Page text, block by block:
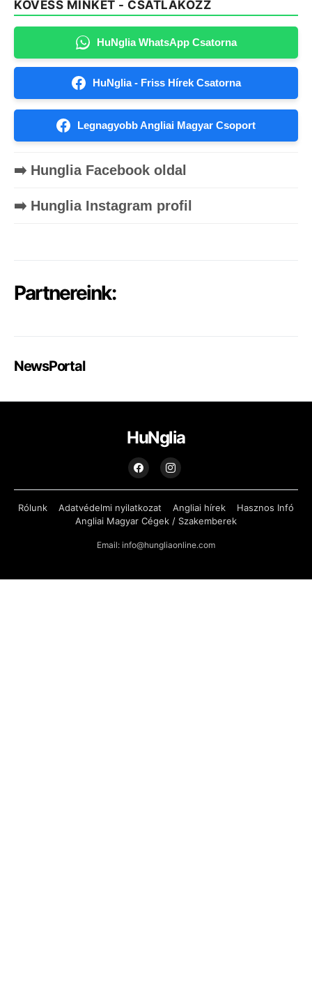
KÖVESS MINKET - CSATLAKOZZ
HuNglia WhatsApp Csatorna
HuNglia - Friss Hírek Csatorna
Legnagyobb Angliai Magyar Csoport
➡️ Hunglia Facebook oldal
➡️ Hunglia Instagram profil
Partnereink:
NewsPortal
HuNglia
Rólunk Adatvédelmi nyilatkozat Angliai hírek
Hasznos Infó
Angliai Magyar Cégek / Szakemberek
Email: info@hungliaonline.com